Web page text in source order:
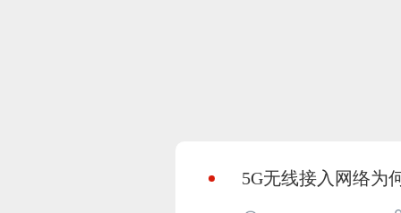
5G无线接入网络为